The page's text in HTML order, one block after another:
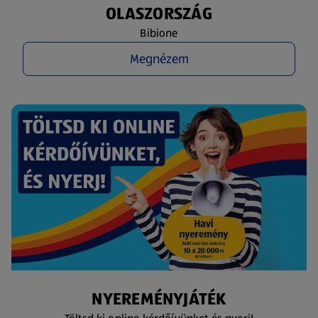
OLASZORSZÁG
Bibione
Megnézem
NYEREMÉNYJÁTÉK